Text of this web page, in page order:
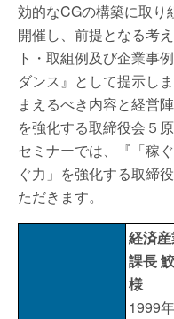
効的なCGの構築に取り
開催し、前提となる考
ト・取組例及び企業事
ダンス』として提示し
まえるべき内容と経営
を強化する取締役会５
セミナーでは、『「稼
ぐ力」を強化する取締
ただきます。
経済
課長
様
1999